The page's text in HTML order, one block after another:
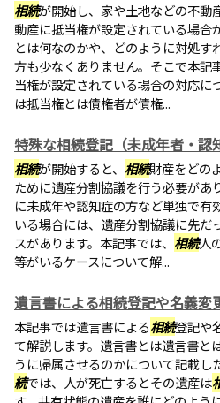
相続が開始し、家や土地などの不動
動産に抵当権が設定されている場合
とは何なのかや、どのように対処す
方も少なくありません。そこで本記
当権が設定されている場合の対応に
は抵当権とは債権者が債権...
特殊な相続登記（未成年者・認
相続が開始すると、 相続財産をどの
ために遺産分割協議を行う必要があ
に未成年や認知症の方など単独で有
いる場合には、遺産分割協議に先だ
スがあります。本記事では、 相続人
等がいるケースについて解...
遺言書による相続登記や名義変
本記事では遺言書による相続登記や
て解説します。遺言書とは遺言書と
うに帰属させるのかについて記載し
続では、人が死亡するとその遺産は